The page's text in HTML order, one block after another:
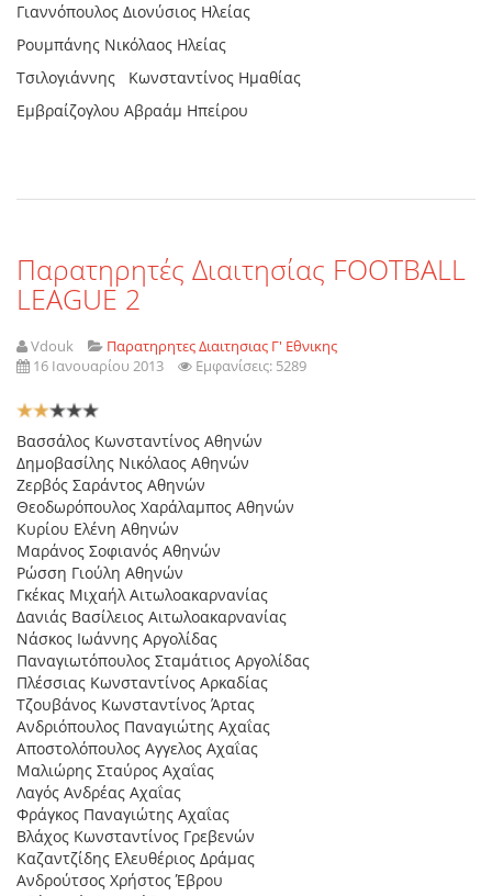
Γιαννόπουλος ∆ιονύσιος Ηλείας
Ρουµπάνης Νικόλαος Ηλείας
Τσιλογιάννης Κωνσταντίνος Ηµαθίας
Εµβραίζογλου Αβραάµ Ηπείρου
Παρατηρητές Διαιτησίας FOOTBALL
LEAGUE 2
Vdouk
Παρατηρητες Διαιτησιας Γ' Εθνικης
16 Ιανουαρίου 2013
Εμφανίσεις: 5289
Αξιολόγηση
Χρήστη:
Βασσάλος Κωνσταντίνος Αθηνών
∆ηµοβασίλης Νικόλαος Αθηνών
Ζερβός Σαράντος Αθηνών
Θεοδωρόπουλος Χαράλαµπος Αθηνών
Κυρίου Ελένη Αθηνών
Μαράνος Σοφιανός Αθηνών
Ρώσση Γιούλη Αθηνών
Γκέκας Μιχαήλ Αιτωλοακαρνανίας
∆ανιάς Βασίλειος Αιτωλοακαρνανίας
Νάσκος Ιωάννης Αργολίδας
Παναγιωτόπουλος Σταµάτιος Αργολίδας
Πλέσσιας Κωνσταντίνος Αρκαδίας
Τζουβάνος Κωνσταντίνος Άρτας
Ανδριόπουλος Παναγιώτης Αχαΐας
Αποστολόπουλος Αγγελος Αχαΐας
Μαλιώρης Σταύρος Αχαΐας
Λαγός Ανδρέας Αχαΐας
Φράγκος Παναγιώτης Αχαΐας
Βλάχος Κωνσταντίνος Γρεβενών
Καζαντζίδης Ελευθέριος ∆ράµας
Ανδρούτσος Χρήστος Έβρου